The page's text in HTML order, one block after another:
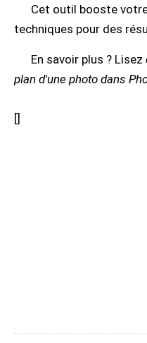
Cet outil booste
techniques pour des
En savoir plus ? Lisez
plan d'une photo dans
[]